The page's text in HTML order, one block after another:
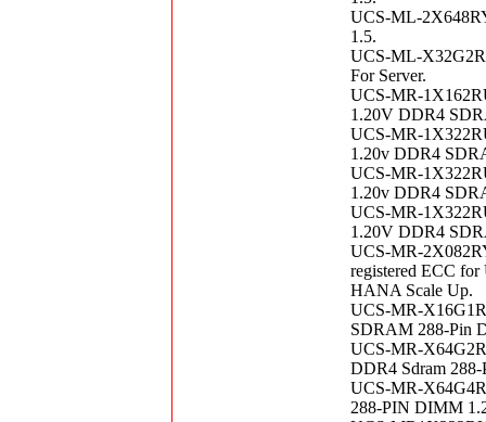
UCS-ML-
1.5.
UCS-ML-
For Server.
UCS-MR-
1.20V DDR4
UCS-MR-
1.20v DDR4
UCS-MR-
1.20v DDR4
UCS-MR-
1.20V DDR4
UCS-MR-
registered ECC
HANA Scale Up.
UCS-MR-
SDRAM 288-Pin
UCS-MR-
DDR4 Sdram
UCS-MR-
288-PIN DIMM